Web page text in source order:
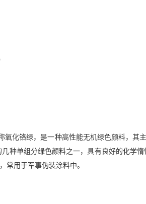
化铬绿，是一种高性能无机绿色颜料，其
种单组分绿色颜料之一，具有良好的化学
常用于军事伪装涂料中。